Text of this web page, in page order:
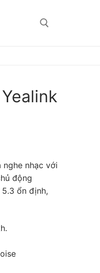
nghe nhạc với
động
ổn định,